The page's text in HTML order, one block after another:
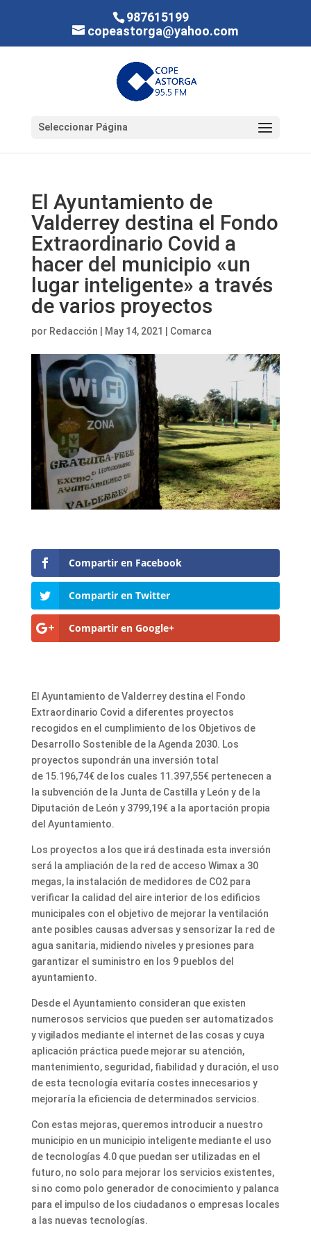
987615199
copeastorga@yahoo.com
Seleccionar Página
El Ayuntamiento de
Valderrey destina el Fondo
Extraordinario Covid a
hacer del municipio «un
lugar inteligente» a través
de varios proyectos
por Redacción May 14, 2021 Comarca
Compartir en Facebook
Compartir en Twitter
Compartir en Google+
El Ayuntamiento de Valderrey destina el Fondo
Extraordinario Covid a diferentes proyectos
recogidos en el cumplimiento de los Objetivos de
Desarrollo Sostenible de la Agenda 2030. Los
proyectos supondrán una inversión total
de 15.196,74€ de los cuales 11.397,55€ pertenecen a
la subvención de la Junta de Castilla y León y de la
Diputación de León y 3799,19€ a la aportación propia
del Ayuntamiento.
Los proyectos a los que irá destinada esta inversión
será la ampliación de la red de acceso Wimax a 30
megas, la instalación de medidores de CO2 para
verificar la calidad del aire interior de los edificios
municipales con el objetivo de mejorar la ventilación
ante posibles causas adversas y sensorizar la red de
agua sanitaria, midiendo niveles y presiones para
garantizar el suministro en los 9 pueblos del
ayuntamiento.
Desde el Ayuntamiento consideran que existen
numerosos servicios que pueden ser automatizados
y vigilados mediante el internet de las cosas y cuya
aplicación práctica puede mejorar su atención,
mantenimiento, seguridad, fiabilidad y duración, el uso
de esta tecnología evitaría costes innecesarios y
mejoraría la eficiencia de determinados servicios.
Con estas mejoras, queremos introducir a nuestro
municipio en un municipio inteligente mediante el uso
de tecnologías 4.0 que puedan ser utilizadas en el
futuro, no solo para mejorar los servicios existentes,
si no como polo generador de conocimiento y palanca
para el impulso de los ciudadanos o empresas locales
a las nuevas tecnologías.